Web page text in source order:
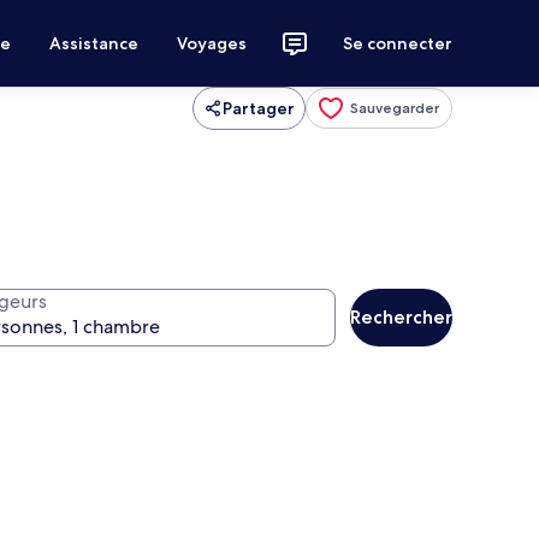
Assistance Voyages Se connecter
Partager Sauvegarder
Rechercher